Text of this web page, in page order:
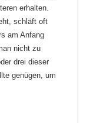
erhalten.
schläft oft
am Anfang
nicht zu
drei dieser
genügen, um